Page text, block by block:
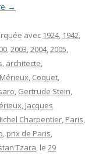
→
avec 1924, 1942,
,2003,2004,2005,
, architecte,
, Coquet,
, Gertrude Stein,
, Jacques
Charpentier, Paris,
, prix de Paris,
Tzara, le 29